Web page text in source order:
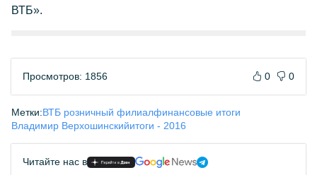
ВТБ».
Просмотров: 1856 0 0
Метки:ВТБ розничный филиалфинансовые итоги
Владимир Верхошинскийитоги - 2016
Читайте нас в